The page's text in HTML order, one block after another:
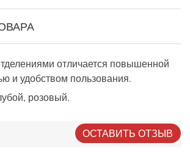
отличается повышенной
и удобством пользования.
розовый.
ОСТАВИТЬ ОТЗЫВ